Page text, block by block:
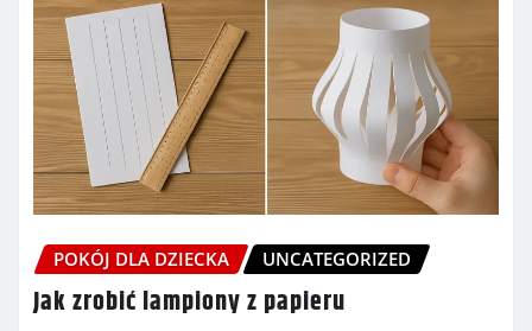
POKÓJ DLA DZIECKA UNCATEGORIZED
Jak zrobić lampiony z papieru